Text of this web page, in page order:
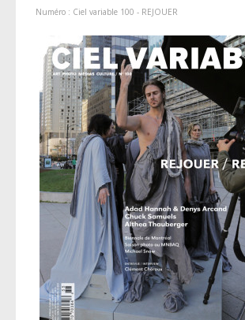
Numéro : Ciel variable 100 - REJOUER